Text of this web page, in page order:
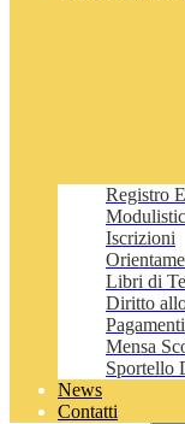
Registro
Iscrizioni
Libri di
Diritto
Pagamenti
Mensa
Sportello
News
Contatti